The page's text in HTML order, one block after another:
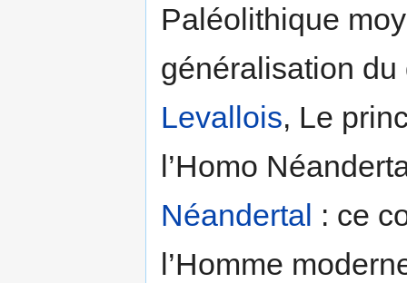
Paléolithique
généralisation
Levallois, Le
l’Homo
Néandertal : ce
l’Homme